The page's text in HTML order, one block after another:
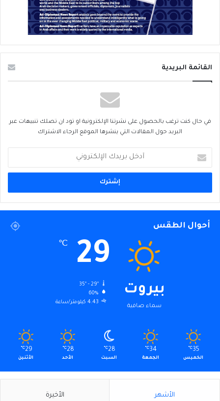
القائمة البريدية
في حال كنت ترغب بالحصول على نشرتنا الإلكترونية او تود ان تصلك تنبيهات عبر
البريد حول المقالات التي ينشرها الموقع الرجاء الاشتراك
بريدك
الإلكتروني
أحوال الطقس
بيروت
سماء صافية
29
℃
35º - 29º
60%
4.43 كيلومتر/ساعة
35
℃
الخميس
34
℃
الجمعة
28
℃
السبت
28
℃
الأحد
29
℃
الأثنين
الأشهر الأخيرة